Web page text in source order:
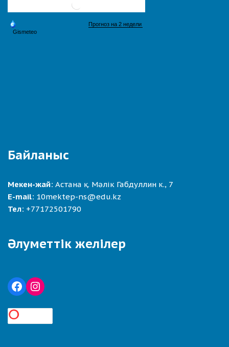
Байланыс
Мекен-жай: Астана қ. Мәлік Габдуллин к., 7
E-mail: 10mektep-ns@edu.kz
Тел: +77172501790
Әлуметтік желілер